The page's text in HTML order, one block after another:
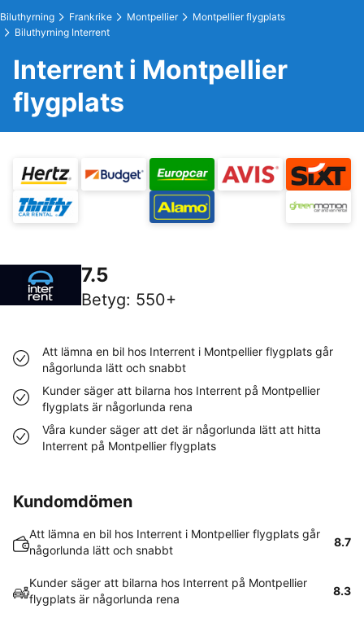
Biluthyrning Frankrike Montpellier
Montpellier flygplats
Biluthyrning Interrent
Interrent i Montpellier
flygplats
7.5
Betyg: 550+
Att lämna en bil hos Interrent i Montpellier flygplats går
någorlunda lätt och snabbt
Kunder säger att bilarna hos Interrent på Montpellier
flygplats är någorlunda rena
Våra kunder säger att det är någorlunda lätt att hitta
Interrent på Montpellier flygplats
Kundomdömen
Att lämna en bil hos Interrent i Montpellier flygplats går
någorlunda lätt och snabbt
8.7
Kunder säger att bilarna hos Interrent på Montpellier
flygplats är någorlunda rena
8.3